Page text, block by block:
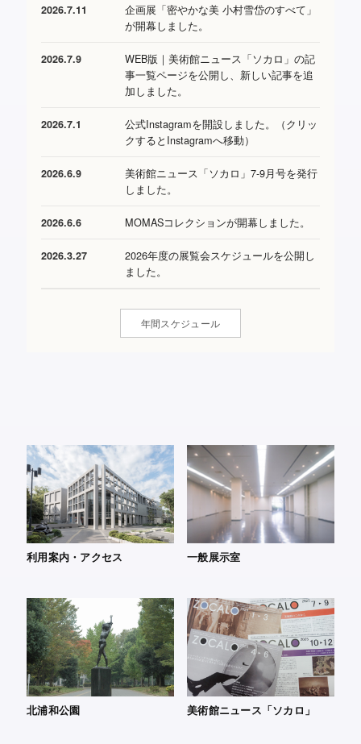
2026.7.11
企画展「密やかな美 小村雪岱のすべて」
が開幕しました。
2026.7.9
WEB版｜美術館ニュース「ソカロ」の記
事一覧ページを公開し、新しい記事を追
加しました。
2026.7.1
公式Instagramを開設しました。（クリッ
クするとInstagramへ移動）
2026.6.9
美術館ニュース「ソカロ」7-9月号を発行
しました。
2026.6.6 MOMASコレクションが開幕しました。
2026.3.27
2026年度の展覧会スケジュールを公開し
ました。
年間スケジュール
利用案内・アクセス 一般展示室
北浦和公園 美術館ニュース「ソカロ」